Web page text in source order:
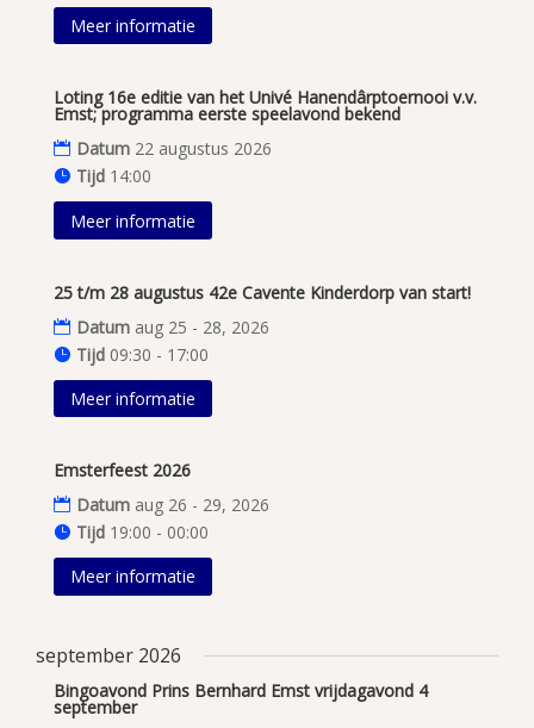
Meer informatie
Loting 16e editie van het Univé Hanendârptoernooi v.v.
Emst; programma eerste speelavond bekend
Datum 22 augustus 2026
Tijd 14:00
Meer informatie
25 t/m 28 augustus 42e Cavente Kinderdorp van start!
Datum aug 25 - 28, 2026
Tijd 09:30 - 17:00
Meer informatie
Emsterfeest 2026
Datum aug 26 - 29, 2026
Tijd 19:00 - 00:00
Meer informatie
september 2026
Bingoavond Prins Bernhard Emst vrijdagavond 4
september